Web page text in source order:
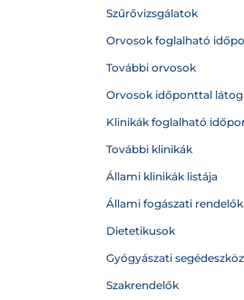
Szűrővizsgálatok
Orvosok foglalható
További orvosok
Orvosok időponttal
Klinikák foglalható
További klinikák
Állami klinikák listája
Állami fogászati rendelők
Dietetikusok
Gyógyászati
Szakrendelők